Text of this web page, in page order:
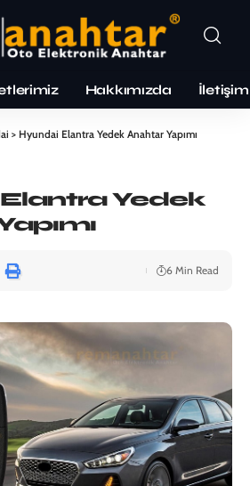
Hakkımızda İletişim
> Hyundai Elantra Yedek Anahtar Yapımı
Yedek
6 Min Read